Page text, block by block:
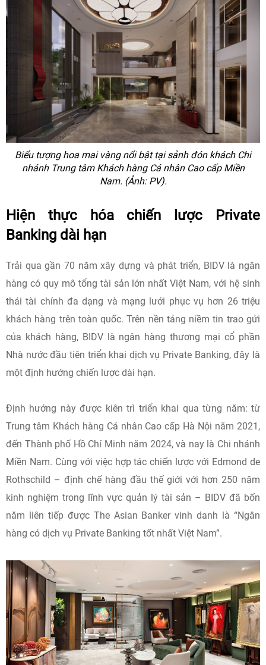
Biểu tượng hoa mai vàng nổi bật tại sảnh đón khách Chi
nhánh Trung tâm Khách hàng Cá nhân Cao cấp Miền
Nam. (Ảnh: PV).
Hiện thực hóa chiến lược Private
Banking dài hạn
Trải qua gần 70 năm xây dựng và phát triển, BIDV là ngân
hàng có quy mô tổng tài sản lớn nhất Việt Nam, với hệ sinh
thái tài chính đa dạng và mạng lưới phục vụ hơn 26 triệu
khách hàng trên toàn quốc. Trên nền tảng niềm tin trao gửi
của khách hàng, BIDV là ngân hàng thương mại cổ phần
Nhà nước đầu tiên triển khai dịch vụ Private Banking, đây là
một định hướng chiến lược dài hạn.
Định hướng này được kiên trì triển khai qua từng năm: từ
Trung tâm Khách hàng Cá nhân Cao cấp Hà Nội năm 2021,
đến Thành phố Hồ Chí Minh năm 2024, và nay là Chi nhánh
Miền Nam. Cùng với việc hợp tác chiến lược với Edmond de
Rothschild – định chế hàng đầu thế giới với hơn 250 năm
kinh nghiệm trong lĩnh vực quản lý tài sản – BIDV đã bốn
năm liên tiếp được The Asian Banker vinh danh là “Ngân
hàng có dịch vụ Private Banking tốt nhất Việt Nam”.